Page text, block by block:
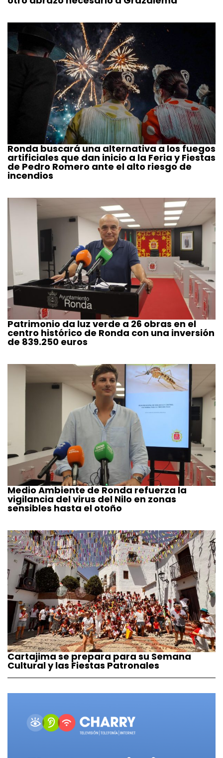
Ronda buscará una alternativa a los fuegos
artificiales que dan inicio a la Feria y Fiestas
de Pedro Romero ante el alto riesgo de
incendios
Patrimonio da luz verde a 26 obras en el
centro histórico de Ronda con una inversión
de 839.250 euros
Medio Ambiente de Ronda refuerza la
vigilancia del virus del Nilo en zonas
sensibles hasta el otoño
Cartajima se prepara para su Semana
Cultural y las Fiestas Patronales